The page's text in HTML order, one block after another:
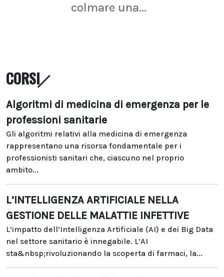
colmare una...
CORSI
Algoritmi di medicina di emergenza per le
professioni sanitarie
Gli algoritmi relativi alla medicina di emergenza
rappresentano una risorsa fondamentale per i
professionisti sanitari che, ciascuno nel proprio
ambito...
L’INTELLIGENZA ARTIFICIALE NELLA
GESTIONE DELLE MALATTIE INFETTIVE
L’impatto dell’Intelligenza Artificiale (AI) e dei Big Data
nel settore sanitario è innegabile. L’AI
sta&nbsp;rivoluzionando la scoperta di farmaci, la...